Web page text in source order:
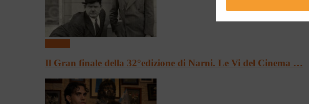
Il Gran finale della 32°edizione di Narni. Le Vi del Cinema …